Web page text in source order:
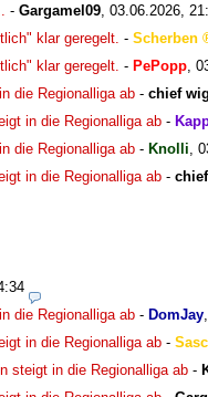
- Gargamel09 03.06.2026,
klar geregelt. - Scherben
klar geregelt. - PePopp
die Regionalliga ab - chief
in die Regionalliga ab -
die Regionalliga ab - Knolli
in die Regionalliga ab -
die Regionalliga ab - DomJay
in die Regionalliga ab -
steigt in die Regionalliga ab -